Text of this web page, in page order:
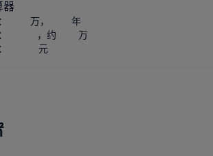
器
万，
年
，约
万
元